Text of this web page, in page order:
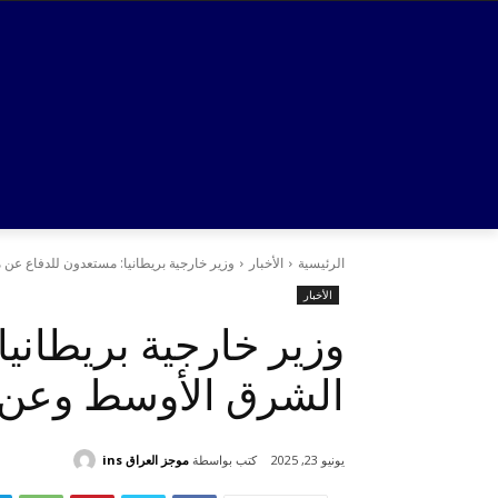
الرئيسية الأخبار وزير خارجية بريطانيا: مستعدون للدفاع
الأخبار
وزير خارجية
الشرق الأوسط وعن
يونيو 23, 2025 كتب بواسطة موجز العراق ins